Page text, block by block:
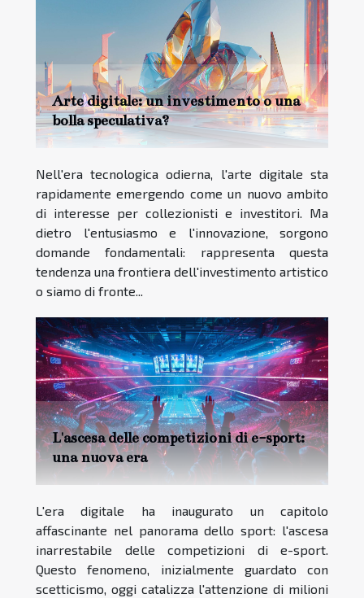
Arte digitale: un investimento o una
bolla speculativa?
Nell'era tecnologica odierna, l'arte digitale sta
rapidamente emergendo come un nuovo ambito
di interesse per collezionisti e investitori. Ma
dietro l'entusiasmo e l'innovazione, sorgono
domande fondamentali: rappresenta questa
tendenza una frontiera dell'investimento artistico
o siamo di fronte...
L'ascesa delle competizioni di e-sport:
una nuova era
L'era digitale ha inaugurato un capitolo
affascinante nel panorama dello sport: l'ascesa
inarrestabile delle competizioni di e-sport.
Questo fenomeno, inizialmente guardato con
scetticismo, oggi catalizza l'attenzione di milioni